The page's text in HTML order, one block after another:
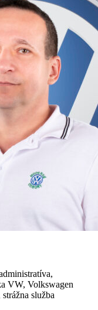
VW, Volkswagen
služba